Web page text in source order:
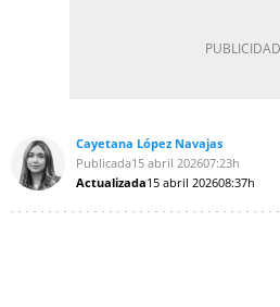
Cayetana López Navajas
Publicada15 abril 202607:23h
Actualizada15 abril 202608:37h